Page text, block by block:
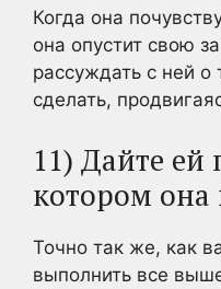
Когда она
она опустит свою
рассуждать с ней
сделать,
11) Дайте ей
котором она
Точно так же, как
выполнить все